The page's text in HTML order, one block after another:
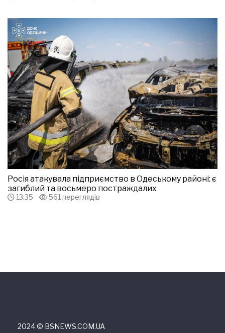
Росія атакувала підприємство в Одеському районі: є
загиблий та восьмеро постраждалих
13:35 561 переглядів
2024 © ВSNEWS.COM.UA